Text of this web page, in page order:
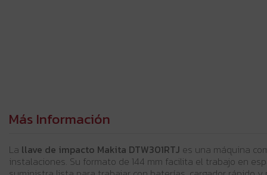
Más Información
La llave de impacto Makita DTW301RTJ es una máquina
instalaciones. Su formato de 144 mm facilita el trabajo en